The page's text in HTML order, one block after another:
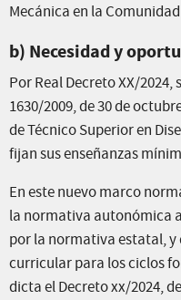
Mecánica en la
b) Necesidad y
Por Real Decreto XX/
1630/2009, de 30 de
de Técnico Superior en
fijan sus enseñanzas
En este nuevo marco
la normativa autonómica
por la normativa estatal,
curricular para los ciclos
dicta el Decreto xx/2024,